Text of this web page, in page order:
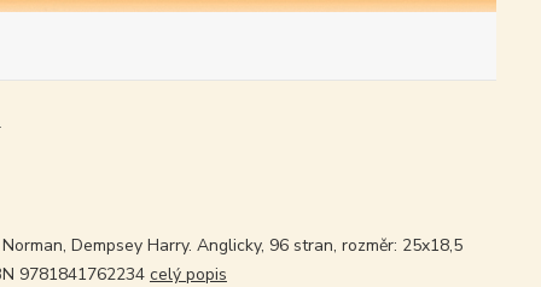
Dempsey Harry. Anglicky, 96 stran, rozměr: 25x18,5
9781841762234 celý popis